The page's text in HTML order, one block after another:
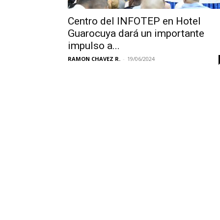
Centro del INFOTEP en Hotel
Guarocuya dará un importante
impulso a...
RAMON CHAVEZ R. - 19/06/2024